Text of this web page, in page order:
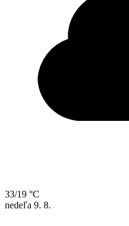
33/19 °C
nedeľa 9. 8.